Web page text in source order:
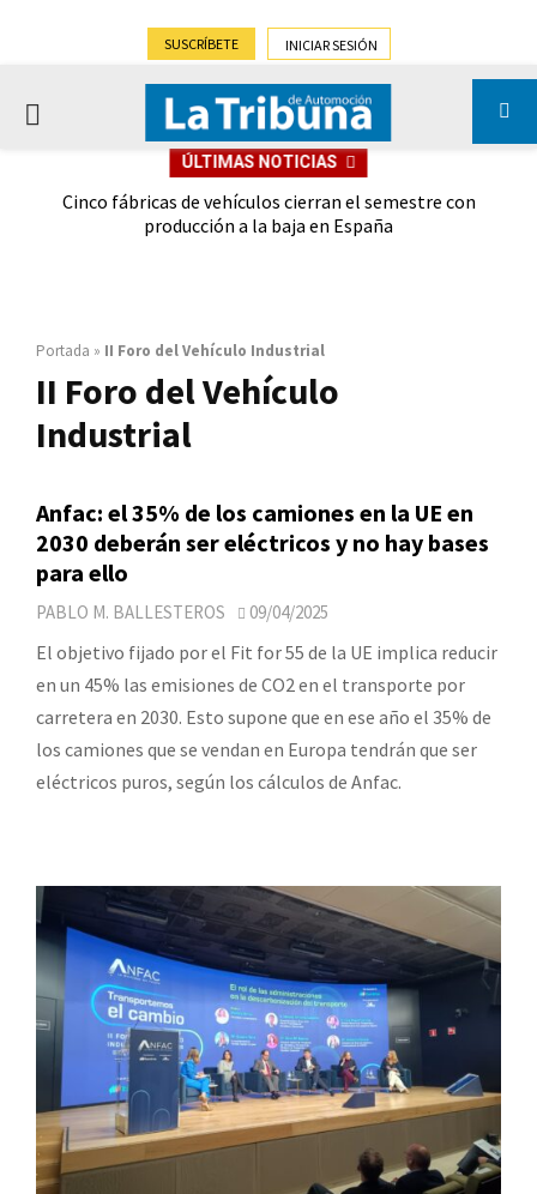
SUSCRÍBETE INICIAR SESIÓN
PRIMARY
ÚLTIMAS NOTICIAS
Cinco fábricas de vehículos cierran el semestre con
producción a la baja en España
Portada » II Foro del Vehículo Industrial
II Foro del Vehículo
Industrial
Anfac: el 35% de los camiones en la UE en
2030 deberán ser eléctricos y no hay bases
para ello
PABLO M. BALLESTEROS 09/04/2025
El objetivo fijado por el Fit for 55 de la UE implica reducir
en un 45% las emisiones de CO2 en el transporte por
carretera en 2030. Esto supone que en ese año el 35% de
los camiones que se vendan en Europa tendrán que ser
eléctricos puros, según los cálculos de Anfac.